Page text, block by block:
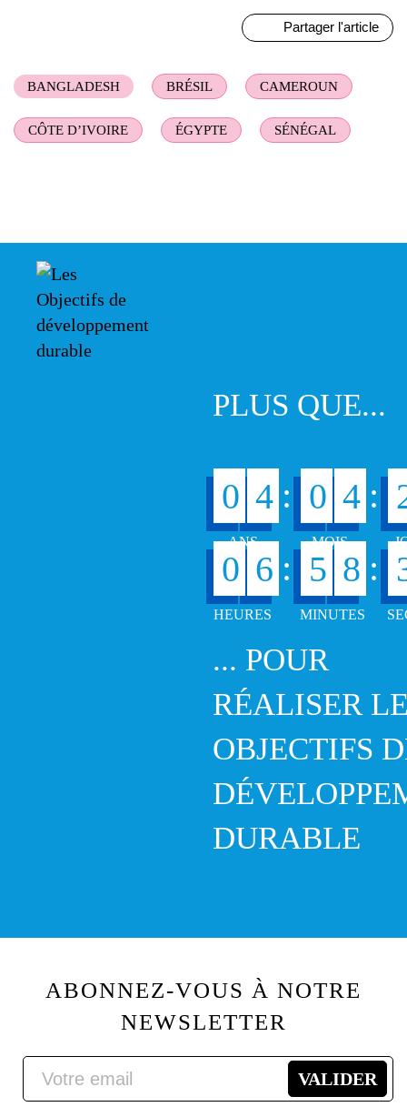
Partager l'article
BANGLADESH BRÉSIL CAMEROUN
CÔTE D’IVOIRE ÉGYPTE SÉNÉGAL
PLUS QUE...
0 4 : 0 4 :
0 6 : 5 8 :
... POUR
RÉALISER
OBJECTIFS
DURABLE
ABONNEZ-VOUS À NOTRE
NEWSLETTER